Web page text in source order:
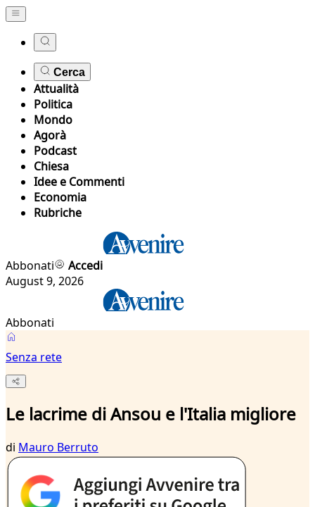
Cerca
Attualità
Politica
Mondo
Agorà
Podcast
Chiesa
Idee e Commenti
Economia
Rubriche
Abbonati
Accedi
August 9, 2026
Abbonati
Senza rete
Le lacrime di Ansou e l'Italia migliore
di Mauro Berruto